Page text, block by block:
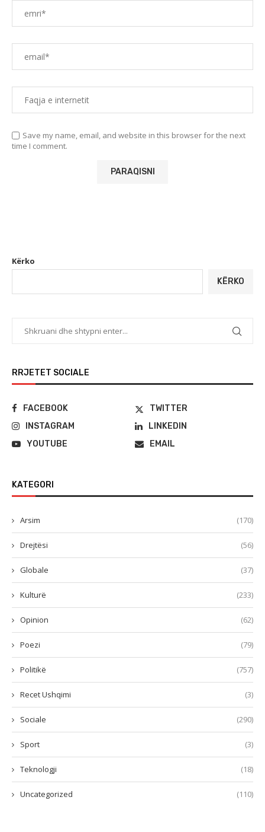
Save my name, email, and website in this browser for the next
time I comment.
Kërko
KËRKO
RRJETET SOCIALE
FACEBOOK
TWITTER
INSTAGRAM
LINKEDIN
YOUTUBE
EMAIL
KATEGORI
Arsim (170)
Drejtësi (56)
Globale (37)
Kulturë (233)
Opinion (62)
Poezi (79)
Politikë (757)
Recet Ushqimi (3)
Sociale (290)
Sport (3)
Teknologji (18)
Uncategorized (110)